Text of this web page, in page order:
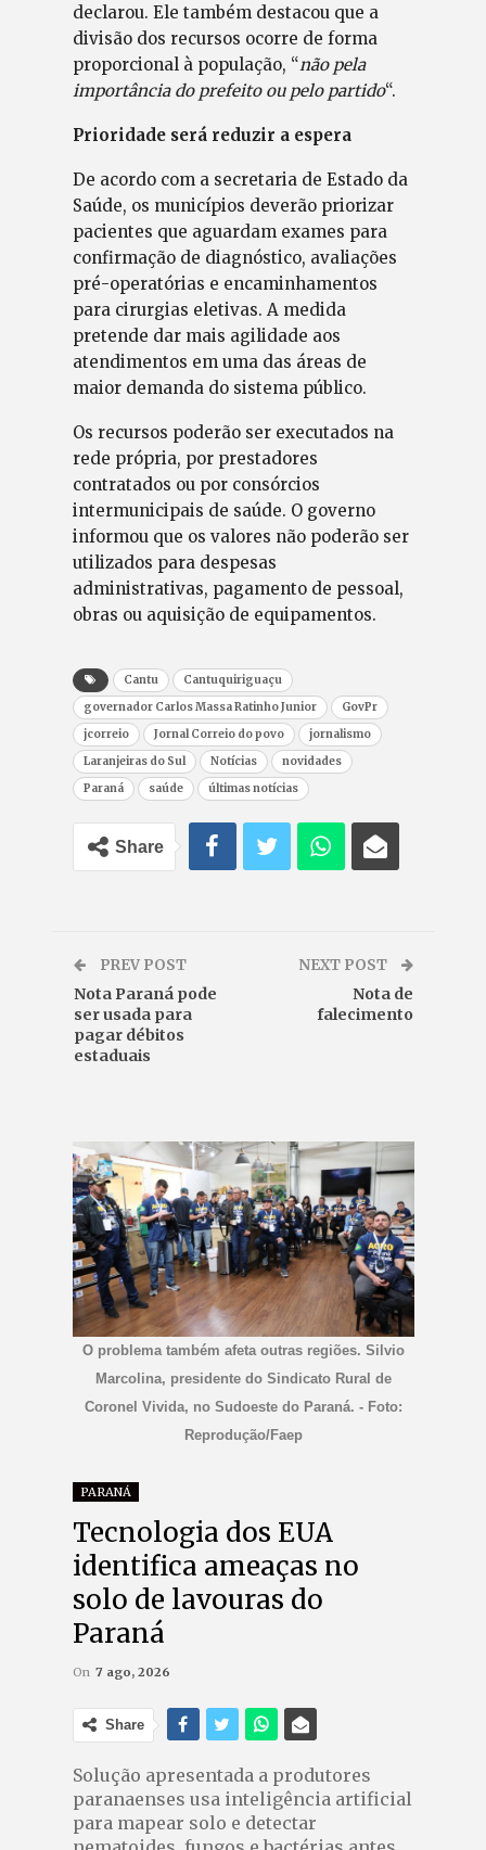
declarou. Ele também destacou que a
divisão dos recursos ocorre de forma
proporcional à população, “não pela
importância do prefeito ou pelo partido“.
Prioridade será reduzir a espera
De acordo com a secretaria de Estado da
Saúde, os municípios deverão priorizar
pacientes que aguardam exames para
confirmação de diagnóstico, avaliações
pré-operatórias e encaminhamentos
para cirurgias eletivas. A medida
pretende dar mais agilidade aos
atendimentos em uma das áreas de
maior demanda do sistema público.
Os recursos poderão ser executados na
rede própria, por prestadores
contratados ou por consórcios
intermunicipais de saúde. O governo
informou que os valores não poderão ser
utilizados para despesas
administrativas, pagamento de pessoal,
obras ou aquisição de equipamentos.
Cantu
Cantuquiriguaçu
governador Carlos Massa Ratinho Junior
GovPr
jcorreio
Jornal Correio do povo
jornalismo
Laranjeiras do Sul
Notícias
novidades
Paraná
saúde últimas notícias
Share
PREV POST
Nota Paraná pode
ser usada para
pagar débitos
estaduais
NEXT POST
Nota de
falecimento
O problema também afeta outras regiões. Silvio
Marcolina, presidente do Sindicato Rural de
Coronel Vivida, no Sudoeste do Paraná. - Foto:
Reprodução/Faep
PARANÁ
Tecnologia dos EUA
identifica ameaças no
solo de lavouras do
Paraná
On 7 ago, 2026
Share
Solução apresentada a produtores
paranaenses usa inteligência artificial
para mapear solo e detectar